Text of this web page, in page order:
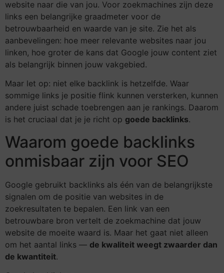
website naar die van jou. Voor zoekmachines zijn deze
links een belangrijke graadmeter voor de
betrouwbaarheid en waarde van je site. Zie het als
aanbevelingen: hoe meer relevante websites naar jou
linken, hoe groter de kans dat Google jouw content ziet
als belangrijk binnen jouw vakgebied.
Maar let op: niet elke backlink is hetzelfde. Waar
sommige links je positie flink kunnen versterken, kunnen
andere juist schade toebrengen aan je rankings. Daarom
is het cruciaal dat je je richt op goede backlinks.
Waarom goede backlinks
onmisbaar zijn voor SEO
Google gebruikt backlinks als één van de belangrijkste
signalen om de positie van websites in de
zoekresultaten te bepalen. Een link van een
betrouwbare bron vertelt de zoekmachine dat jouw
website de moeite waard is. Maar het gaat niet alleen
om het aantal links — de kwaliteit weegt zwaarder dan
de kwantiteit.